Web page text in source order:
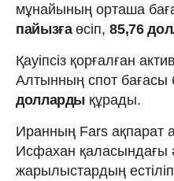
мұнайының орташа
пайызғаөсіп,85,76
Қауіпсіз қорғалған
Алтынның спот бағасы
долларды құрады.
Иранның Fars ақпарат
Исфахан қаласындағы
жарылыстардың